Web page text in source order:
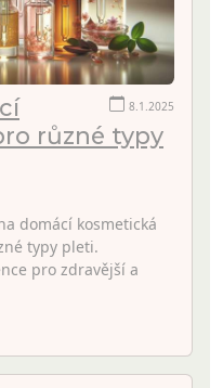
8.1.2025
různé typy
domácí kosmetická
typy pleti.
pro zdravější a